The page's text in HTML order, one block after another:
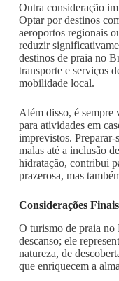
Outra consideração
Optar por destinos
aeroportos regionais
reduzir
destinos de praia no
transporte e serviços
mobilidade local.
Além disso, é
para atividades em
imprevistos. Preparar-
malas até a inclusão
hidratação, contribui
prazerosa, mas
Considerações
O turismo de praia
descanso; ele
natureza, de
que enriquecem a